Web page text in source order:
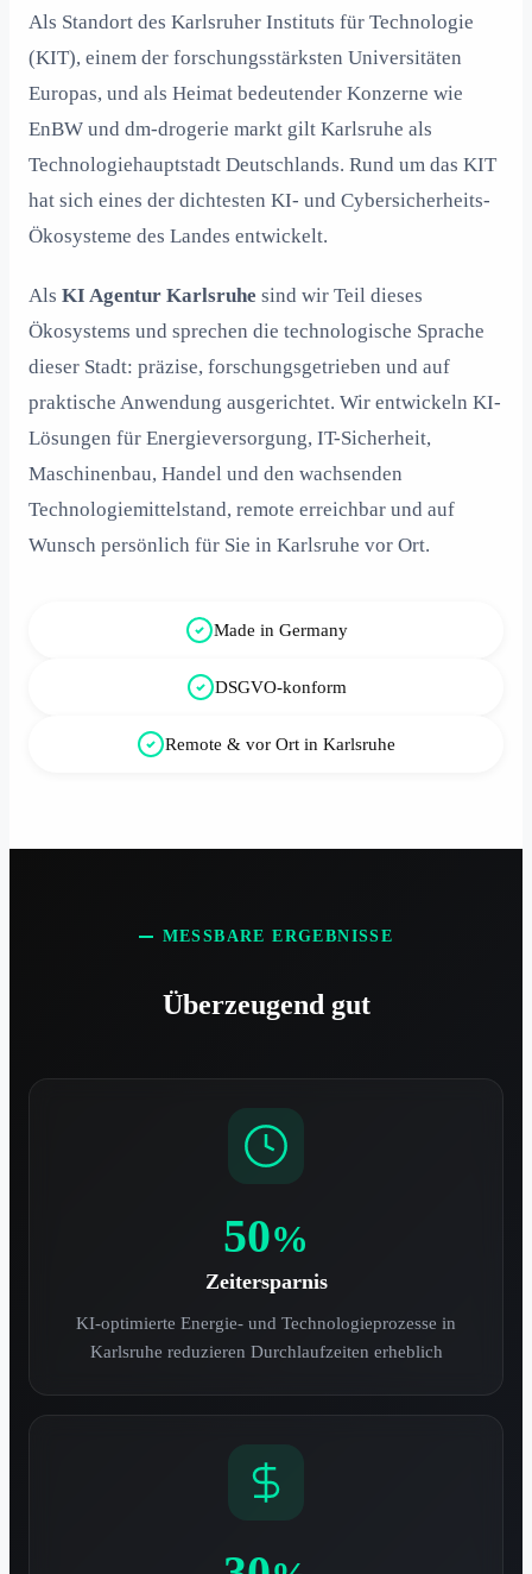
Als Standort des Karlsruher Instituts für Technologie
(KIT), einem der forschungsstärksten Universitäten
Europas, und als Heimat bedeutender Konzerne wie
EnBW und dm-drogerie markt gilt Karlsruhe als
Technologiehauptstadt Deutschlands. Rund um das KIT
hat sich eines der dichtesten KI- und Cybersicherheits-
Ökosysteme des Landes entwickelt.
Als KI Agentur Karlsruhe sind wir Teil dieses
Ökosystems und sprechen die technologische Sprache
dieser Stadt: präzise, forschungsgetrieben und auf
praktische Anwendung ausgerichtet. Wir entwickeln KI-
Lösungen für Energieversorgung, IT-Sicherheit,
Maschinenbau, Handel und den wachsenden
Technologiemittelstand, remote erreichbar und auf
Wunsch persönlich für Sie in Karlsruhe vor Ort.
Made in Germany
DSGVO-konform
Remote & vor Ort in Karlsruhe
MESSBARE ERGEBNISSE
Überzeugend gut
50%
Zeitersparnis
KI-optimierte Energie- und Technologieprozesse in
Karlsruhe reduzieren Durchlaufzeiten erheblich